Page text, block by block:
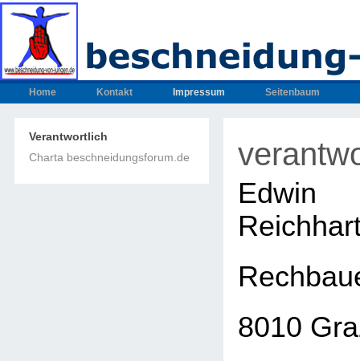
Home Kontakt Impressum Seitenbaum
Verantwortlich
Charta beschneidungsforum.de
8010